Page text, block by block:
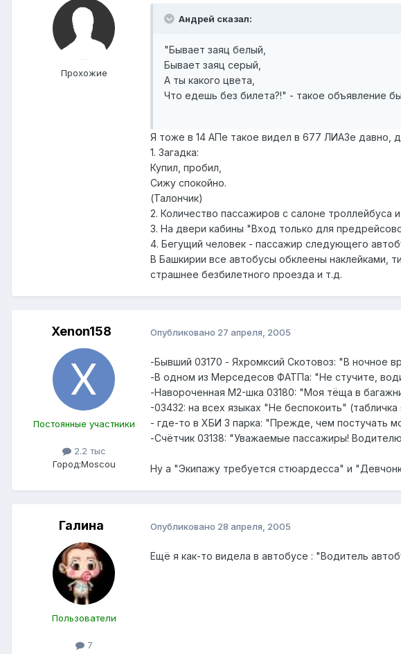
Прохожие
Андрей сказал:
"Бывает заяц белый,
Бывает заяц серый,
А ты какого цвета,
Что едешь без билета?!" - такое объявление
Я тоже в 14 АПе такое видел в 677 ЛИАЗе давно,
1. Загадка:
Купил, пробил,
Сижу спокойно.
(Талончик)
2. Количество пассажиров с салоне
3. На двери кабины "Вход только для
4. Бегущий человек - пассажир следующего
В Башкирии все автобусы обклеены наклейками,
страшнее безбилетного проезда и т.д.
Xenon158
Постоянные участники
2.2 тыс
Город:Moscou
Опубликовано 27 апреля, 2005
-Бывший 03170 - Яхромксий Скотовоз: "В ночное
-В одном из Мерседесов ФАТПа: "Не стучите,
-Навороченная М2-шка 03180: "Моя тёща в
-03432: на всех языках "Не беспокоить"
- где-то в ХБИ 3 парка: "Прежде, чем постучать
-Счётчик 03138: "Уважаемые пассажиры!
Ну а "Экипажу требуется стюардесса" и
Галина
Пользователи
7
Опубликовано 28 апреля, 2005
Ещё я как-то видела в автобусе : "Водитель